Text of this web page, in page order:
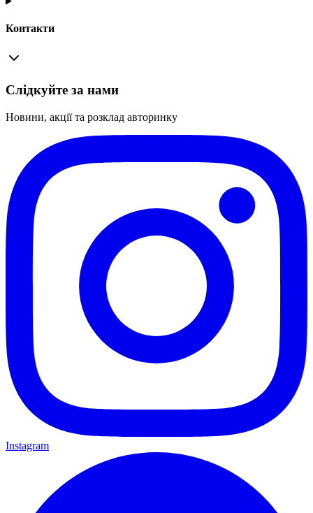
Контакти
Слідкуйте за нами
Новини, акції та розклад авторинку
Instagram